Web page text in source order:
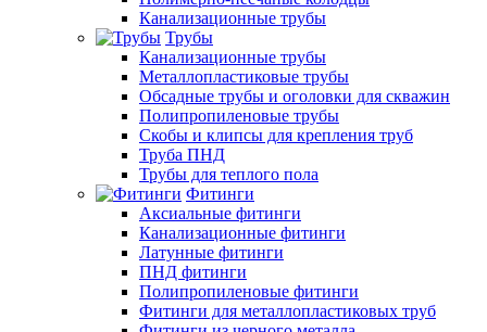
Канализационные трубы
Трубы
Канализационные трубы
Металлопластиковые трубы
Обсадные трубы и оголовки для скважин
Полипропиленовые трубы
Скобы и клипсы для крепления труб
Труба ПНД
Трубы для теплого пола
Фитинги
Аксиальные фитинги
Канализационные фитинги
Латунные фитинги
ПНД фитинги
Полипропиленовые фитинги
Фитинги для металлопластиковых труб